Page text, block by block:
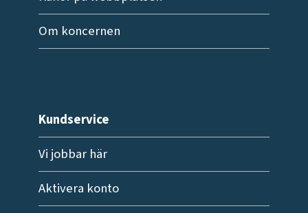
Om koncernen
Kundservice
Vi jobbar här
Aktivera konto